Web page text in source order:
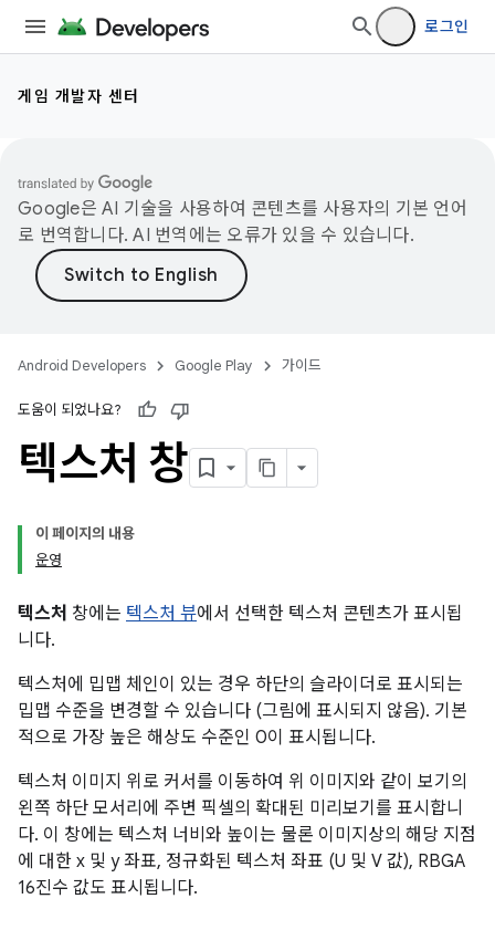
로그인
게임 개발자 센터
Google은 AI 기술을 사용하여 콘텐츠를 사용자의 기본 언어
로 번역합니다. AI 번역에는 오류가 있을 수 있습니다.
Android Developers Google Play 가이드
도움이 되었나요?
텍스처 창
이 페이지의 내용
운영
텍스처 창에는 텍스처 뷰에서 선택한 텍스처 콘텐츠가 표시됩
니다.
텍스처에 밉맵 체인이 있는 경우 하단의 슬라이더로 표시되는
밉맵 수준을 변경할 수 있습니다 (그림에 표시되지 않음). 기본
적으로 가장 높은 해상도 수준인 0이 표시됩니다.
텍스처 이미지 위로 커서를 이동하여 위 이미지와 같이 보기의
왼쪽 하단 모서리에 주변 픽셀의 확대된 미리보기를 표시합니
다. 이 창에는 텍스처 너비와 높이는 물론 이미지상의 해당 지점
에 대한 x 및 y 좌표, 정규화된 텍스처 좌표 (U 및 V 값), RBGA
16진수 값도 표시됩니다.